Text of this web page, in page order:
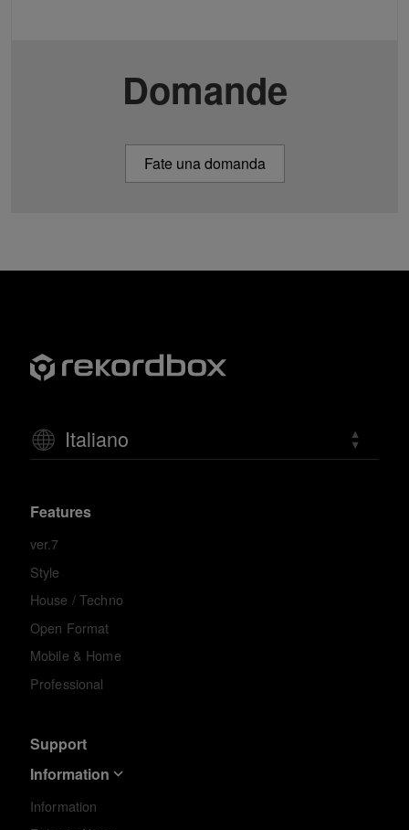
Domande
Fate una domanda
Italiano
Features
ver.7
Style
House / Techno
Open Format
Mobile & Home
Professional
Support
Information
Information